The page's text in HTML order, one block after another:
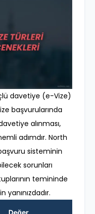
davetiye (e-Vize)
başvurularında
alınması,
adımdır. North
sisteminin
sorunları
temininde